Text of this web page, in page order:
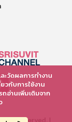
ะวัดผลการทำงาน
วกับการใช้งาน
อ่านเพิ่มเติมจาก